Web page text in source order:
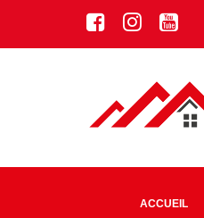
ACCUEIL